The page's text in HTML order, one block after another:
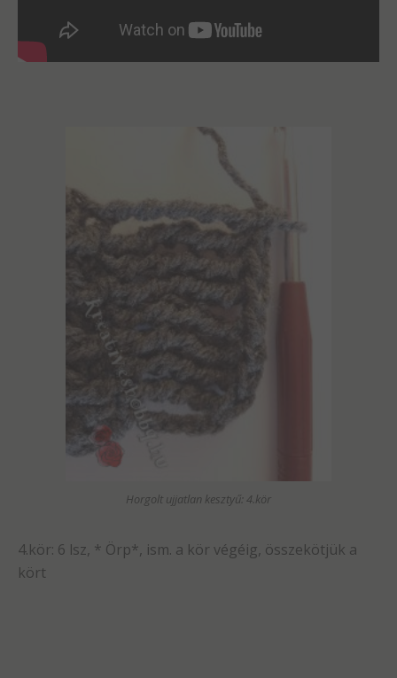
Horgolt ujjatlan kesztyű: 4.kör
4.kör: 6 lsz, * Örp*, ism. a kör végéig, összekötjük a
kört